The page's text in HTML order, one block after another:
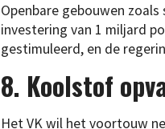
Openbare gebouwen
investering van 1 miljard
gestimuleerd, en de
8. Koolstof
Het VK wil het voortouw